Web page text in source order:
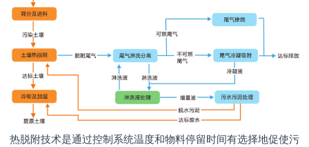
热脱附技术是通过控制系统温度和物料停留时间有选择地促使污